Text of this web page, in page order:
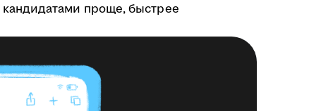
проще, быстрее